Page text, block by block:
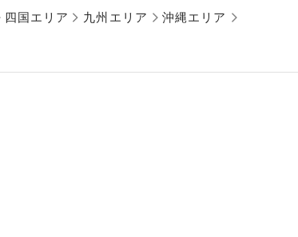
四国エリア 九州エリア 沖縄エリア